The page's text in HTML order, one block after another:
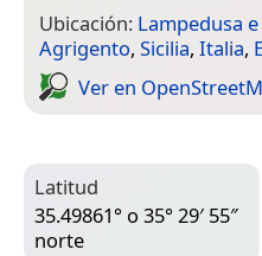
Ubicación: Lampedusa
Agrigento, Sicilia, Italia,
Ver en
Latitud
35.49861° o 35° 29′ 55″
norte